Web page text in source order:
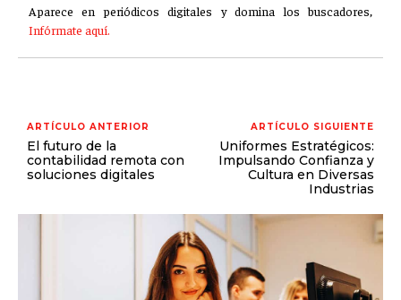
Aparece en periódicos digitales y domina los buscadores,
Infórmate aquí.
ARTÍCULO ANTERIOR
El futuro de la
contabilidad remota con
soluciones digitales
ARTÍCULO SIGUIENTE
Uniformes Estratégicos:
Impulsando Confianza y
Cultura en Diversas
Industrias